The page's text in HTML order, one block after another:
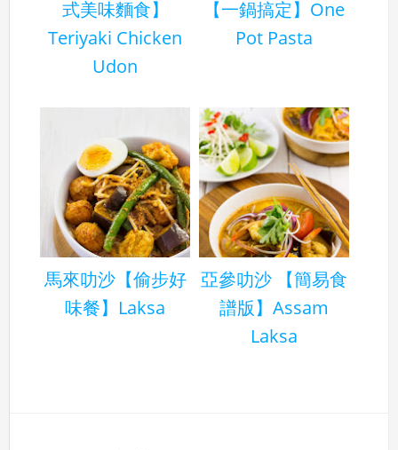
式美味麵食】
Teriyaki Chicken
Udon
【一鍋搞定】One
Pot Pasta
馬來叻沙【偷步好
味餐】Laksa
亞參叻沙 【簡易食
譜版】Assam
Laksa